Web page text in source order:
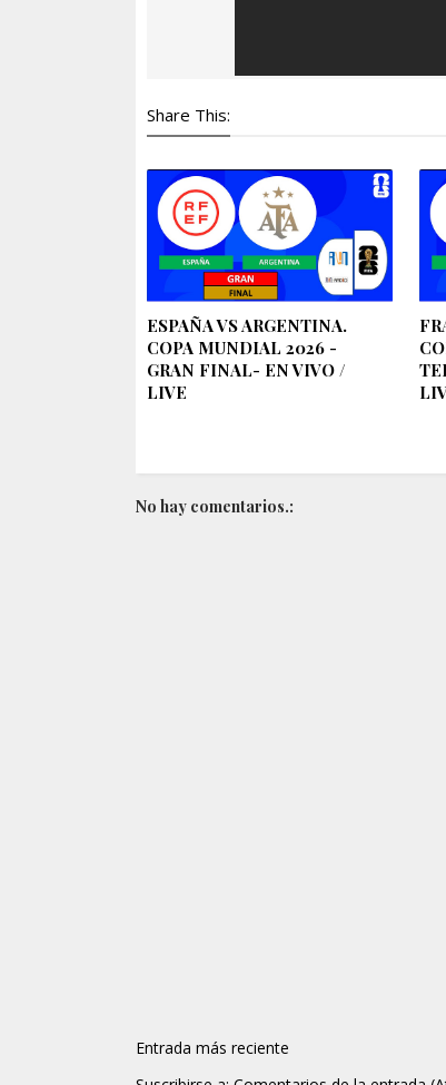
Share This:
ESPAÑA VS ARGENTINA.
COPA MUNDIAL 2026 -
GRAN FINAL- EN VIVO /
LIVE
No hay comentarios.:
Entrada más reciente